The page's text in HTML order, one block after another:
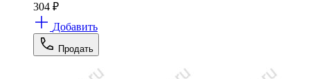
304 ₽
Добавить
Продать